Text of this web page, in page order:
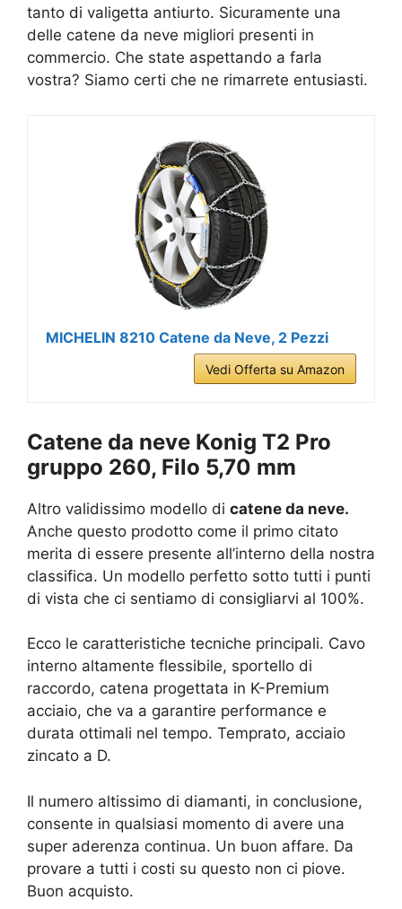
tanto di valigetta antiurto. Sicuramente una
delle catene da neve migliori presenti in
commercio. Che state aspettando a farla
vostra? Siamo certi che ne rimarrete entusiasti.
MICHELIN 8210 Catene da Neve, 2 Pezzi
Vedi Offerta su Amazon
Catene da neve Konig T2 Pro
gruppo 260, Filo 5,70 mm
Altro validissimo modello di catene da neve.
Anche questo prodotto come il primo citato
merita di essere presente all’interno della nostra
classifica. Un modello perfetto sotto tutti i punti
di vista che ci sentiamo di consigliarvi al 100%.
Ecco le caratteristiche tecniche principali. Cavo
interno altamente flessibile, sportello di
raccordo, catena progettata in K-Premium
acciaio, che va a garantire performance e
durata ottimali nel tempo. Temprato, acciaio
zincato a D.
Il numero altissimo di diamanti, in conclusione,
consente in qualsiasi momento di avere una
super aderenza continua. Un buon affare. Da
provare a tutti i costi su questo non ci piove.
Buon acquisto.